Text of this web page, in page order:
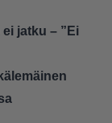
jatku – ”Ei